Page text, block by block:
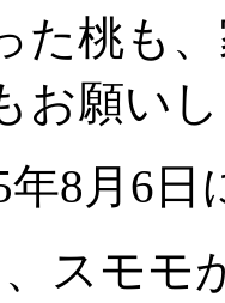
た桃も
お願い
年8月6
スモモ